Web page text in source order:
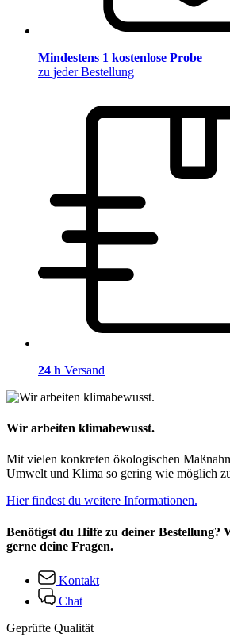
Mindestens 1 kostenlose Probe
zu jeder Bestellung
24 h Versand
Wir arbeiten klimabewusst.
Mit vielen konkreten ökologischen
Umwelt und Klima so gering wie möglich
Hier findest du weitere Informationen.
Benötigst du Hilfe zu deiner Bestellung?
gerne deine Fragen.
Kontakt
Chat
Geprüfte Qualität